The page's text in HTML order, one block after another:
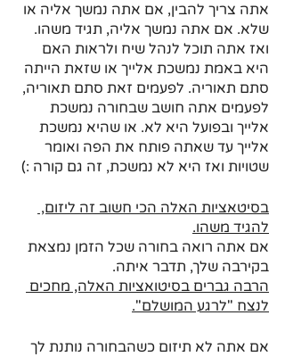
אתה צריך להבין, אם אתה נמשך אליה או
שלא. אם אתה נמשך אליה, תגיד משהו.
ואז אתה תוכל לנהל שיח ולראות האם
היא באמת נמשכת אלייך או שזאת הייתה
סתם תאוריה. לפעמים זאת סתם תאוריה,
לפעמים אתה חושב שבחורה נמשכת
אלייך ובפועל היא לא. או שהיא נמשכת
אלייך עד שאתה פותח את הפה ואומר
שטויות ואז היא לא נמשכת, זה גם קורה :)
בסיטאציות האלה הכי חשוב זה ליזום,
להגיד משהו.
אם אתה רואה בחורה שכל הזמן נמצאת
בקירבה שלך, תדבר איתה.
הרבה גברים בסיטואציות האלה, מחכים
לנצח "לרגע המושלם".
אם אתה לא תיזום כשהבחורה נותנת לך